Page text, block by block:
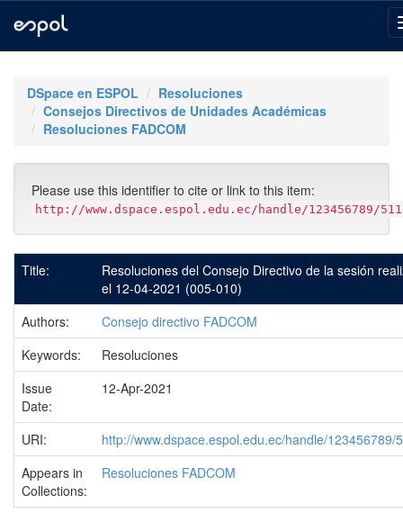
navigationDSpace en ESPOL
Resoluciones
Consejos Directivos de Unidades Académicas
Resoluciones FADCOM
Please use this identifier to cite or link to this item:
http://www.dspace.espol.edu.ec/handle/123456789/
Title:
Resoluciones del Consejo Directivo de la sesión
el 12-04-2021 (005-010)
Authors:
Consejo directivo FADCOM
Keywords:
Resoluciones
Issue
Date:
12-Apr-2021
URI:
http://www.dspace.espol.edu.ec/handle/123456789/
Appears in
Collections:
Resoluciones FADCOM